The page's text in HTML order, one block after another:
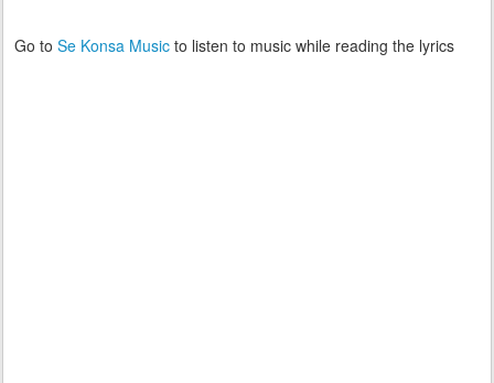
Go to Se Konsa Music to listen to music while reading the lyrics